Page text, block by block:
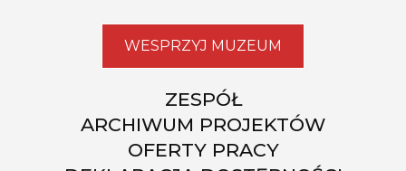
WESPRZYJ MUZEUM
ZESPÓŁ
ARCHIWUM PROJEKTÓW
OFERTY PRACY